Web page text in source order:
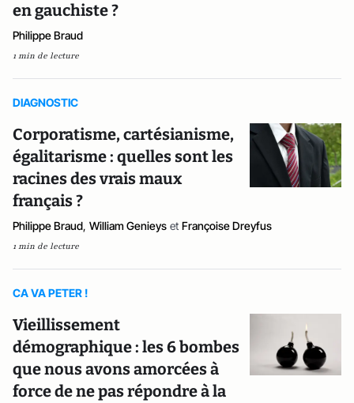
en gauchiste ?
Philippe Braud
1 min de lecture
DIAGNOSTIC
Corporatisme, cartésianisme,
égalitarisme : quelles sont les
racines des vrais maux
français ?
Philippe Braud, William Genieys et Françoise Dreyfus
1 min de lecture
CA VA PETER !
Vieillissement
démographique : les 6 bombes
que nous avons amorcées à
force de ne pas répondre à la